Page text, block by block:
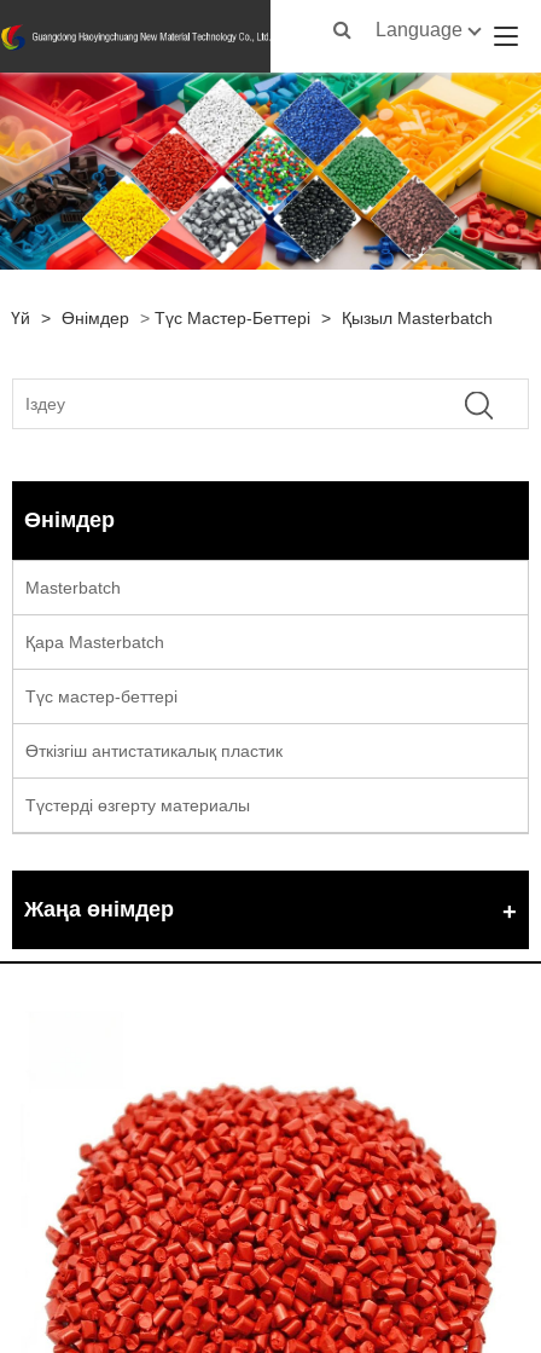
Language
Үй > Өнімдер > Түс Мастер-Беттері > Қызыл Masterbatch
Өнімдер
Masterbatch
Қара Masterbatch
Түс мастер-беттері
Өткізгіш антистатикалық пластик
Түстерді өзгерту материалы
Жаңа өнімдер